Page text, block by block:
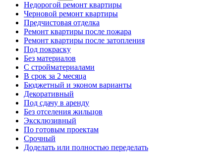
Недорогой ремонт квартиры
Черновой ремонт квартиры
Предчистовая отделка
Ремонт квартиры после пожара
Ремонт квартиры после затопления
Под покраску
Без материалов
С стройматериалами
В срок за 2 месяца
Бюджетный и эконом варианты
Декоративный
Под сдачу в аренду
Без отселения жильцов
Эксклюзивный
По готовым проектам
Срочный
Доделать или полностью переделать